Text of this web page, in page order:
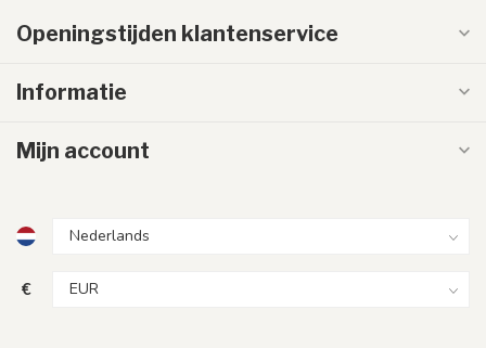
Openingstijden klantenservice
Informatie
Mijn account
€